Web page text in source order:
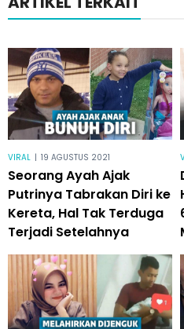
VIRAL | 19 AGUSTUS 2021
Seorang Ayah Ajak
Putrinya Tabrakan Diri ke
Kereta, Hal Tak Terduga
Terjadi Setelahnya